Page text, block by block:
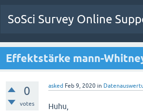
SoSci Survey Online
Effektstärke mann-
0
votes
asked Feb 9, 2020 in
Huhu,